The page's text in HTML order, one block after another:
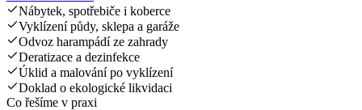
Nábytek, spotřebiče i koberce
Vyklízení půdy, sklepa a garáže
Odvoz harampádí ze zahrady
Deratizace a dezinfekce
Úklid a malování po vyklízení
Doklad o ekologické likvidaci
Co řešíme v praxi